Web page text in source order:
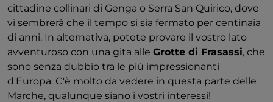
cittadine collinari di Genga o Serra San Quirico, dove
vi sembrerà che il tempo si sia fermato per centinaia
di anni. In alternativa, potete provare il vostro lato
avventuroso con una gita alle Grotte di Frasassi, che
sono senza dubbio tra le più impressionanti
d'Europa. C'è molto da vedere in questa parte delle
Marche, qualunque siano i vostri interessi!